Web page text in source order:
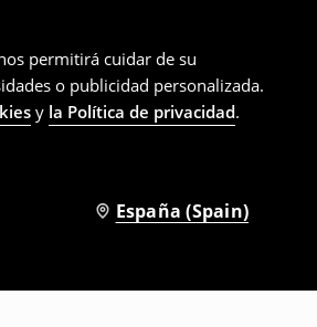
permitirá cuidar de su
o publicidad personalizada.
y la Política de privacidad.
España (Spain)